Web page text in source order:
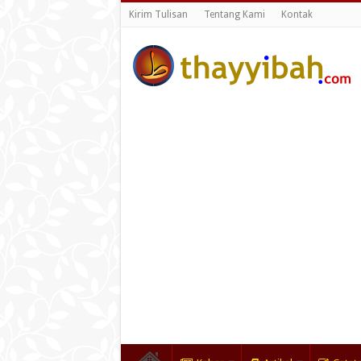
Kirim Tulisan Tentang Kami Kontak